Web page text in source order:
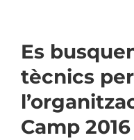
Es
tècnics
Camp 2016